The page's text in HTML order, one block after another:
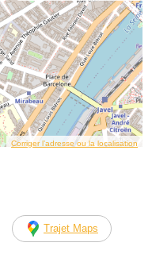
Corriger l’adresse ou la localisation
Trajet Maps